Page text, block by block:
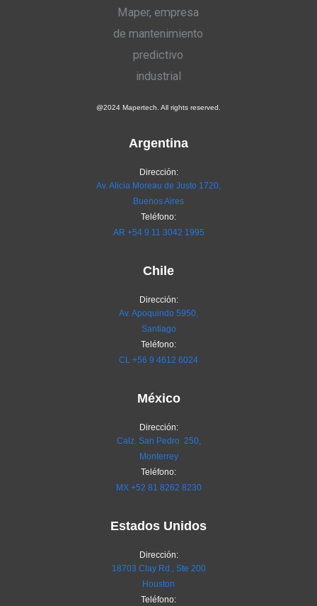
@2024 Mapertech. All rights reserved.
Argentina
Dirección:
Av. Alicia Moreau de Justo 1720,
Buenos Aires
Teléfono:
AR +54 9 11 3042 1995
Chile
Dirección:
Av. Apoquindo 5950,
Santiago
Teléfono:
CL +56 9 4612 6024
México
Dirección:
Calz. San Pedro 250,
Monterrey
Teléfono:
MX +52 81 8262 8230
Estados Unidos
Dirección:
18703 Clay Rd., Ste 200
Houston
Teléfono: